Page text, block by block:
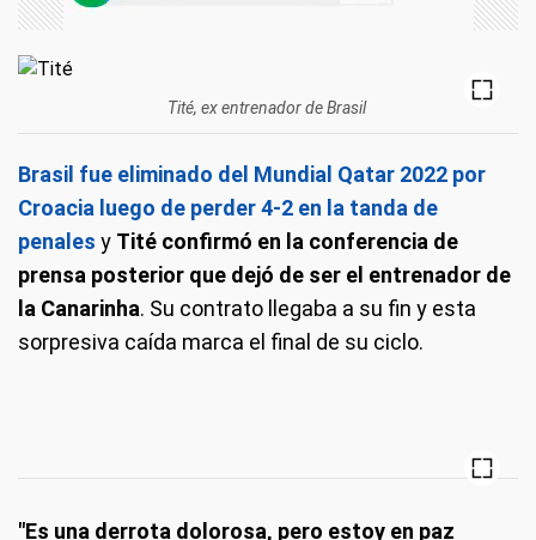
Tité, ex entrenador de Brasil
Brasil fue eliminado del Mundial Qatar 2022 por
Croacia luego de perder 4-2 en la tanda de
penales y Tité confirmó en la conferencia de
prensa posterior que dejó de ser el entrenador de
la Canarinha. Su contrato llegaba a su fin y esta
sorpresiva caída marca el final de su ciclo.
"Es una derrota dolorosa, pero estoy en paz